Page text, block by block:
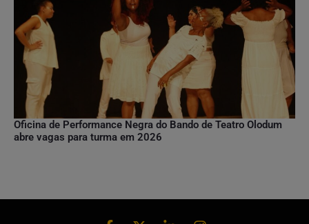
Oficina de Performance Negra do Bando de Teatro Olodum
abre vagas para turma em 2026